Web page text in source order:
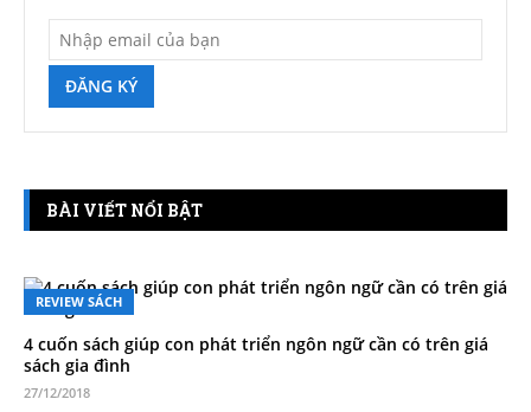
ĐĂNG KÝ
BÀI VIẾT NỔI BẬT
REVIEW SÁCH
4 cuốn sách giúp con phát triển ngôn ngữ cần có trên giá
sách gia đình
27/12/2018